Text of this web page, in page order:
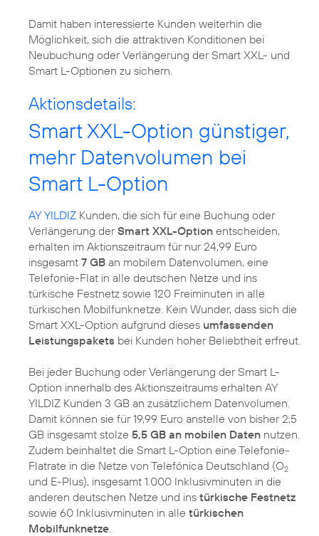
Damit haben interessierte Kunden weiterhin die
Möglichkeit, sich die attraktiven Konditionen bei
Neubuchung oder Verlängerung der Smart XXL- und
Smart L-Optionen zu sichern.
Aktionsdetails:
Smart XXL-Option günstiger,
mehr Datenvolumen bei
Smart L-Option
AY YILDIZ Kunden, die sich für eine Buchung oder
Verlängerung derSmart XXL-Option entscheiden,
erhalten im Aktionszeitraum für nur 24,99 Euro
insgesamt 7 GB an mobilem Datenvolumen, eine
Telefonie-Flat in alle deutschen Netze und ins
türkische Festnetz sowie 120 Freiminuten in alle
türkischen Mobilfunknetze. Kein Wunder, dass sich die
Smart XXL-Option aufgrund dieses umfassenden
Leistungspakets bei Kunden hoher Beliebtheit erfreut.
Bei jeder Buchung oder Verlängerung der Smart L-
Option innerhalb des Aktionszeitraums erhalten AY
YILDIZ Kunden 3 GB an zusätzlichem Datenvolumen.
Damit können sie für 19,99 Euro anstelle von bisher 2,5
GB insgesamt stolze 5,5 GB an mobilen Daten nutzen.
Zudem beinhaltet die Smart L-Option eine Telefonie-
Flatrate in die Netze von Telefónica Deutschland (O2
und E-Plus), insgesamt 1.000 Inklusivminuten in die
anderen deutschen Netze und ins türkische Festnetz
sowie 60 Inklusivminuten in alle türkischen
Mobilfunknetze